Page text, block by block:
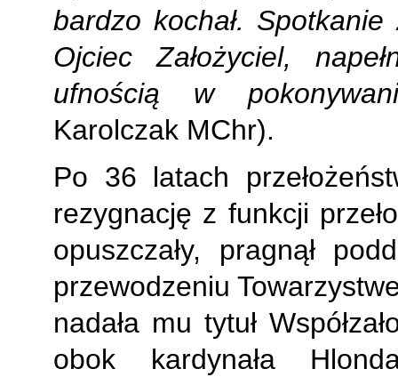
bardzo kochał.
Ojciec Założyciel,
ufnością w
Karolczak MChr).
Po 36 latach
rezygnację z funkcji
opuszczały, pragnął
przewodzeniu
nadała mu tytuł
obok kardynała